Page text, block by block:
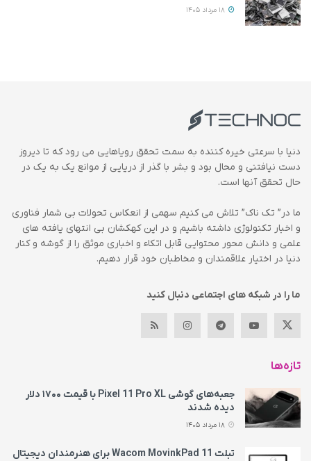
دنیا با سرعتی خیره کننده به سمت تحقق رویاهایی می رود که تا دیروز
دست نیافتنی و محال بود و بشر با گذر از دریایی از موانع یک به یک در
حال تحقق آنها است.
ما در” تک ناک” تلاش می کنیم سهمی از انعکاس تحولات بی شمار فناوری
و اخبار تکنولوژی داشته باشیم و در این کهکشان بی انتهای یافته های
علمی و دانش محور محتوایی قابل اتکاء و اخباری موثق را از گوشه و کنار
دنیا در اختیار علاقمندان و مخاطبان خود قرار دهیم.
ما را در شبکه های اجتماعی دنبال کنید
تازه‌ها
جعبه‌های گوشی Pixel 11 Pro XL با قیمت ۱۷۰۰ دلار
دیده شدند
تبلت Wacom MovinkPad 11 برای هنرمندان دیجیتال